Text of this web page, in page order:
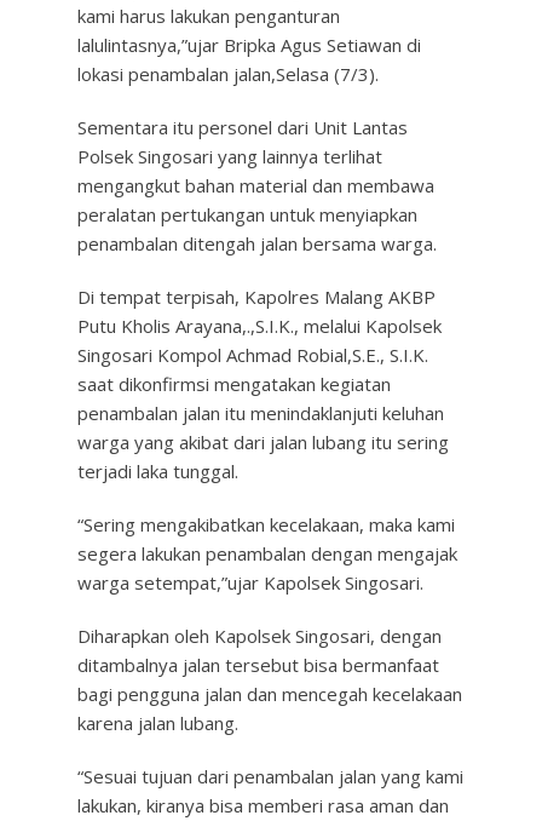
kami harus lakukan penganturan
lalulintasnya,”ujar Bripka Agus Setiawan di
lokasi penambalan jalan,Selasa (7/3).
Sementara itu personel dari Unit Lantas
Polsek Singosari yang lainnya terlihat
mengangkut bahan material dan membawa
peralatan pertukangan untuk menyiapkan
penambalan ditengah jalan bersama warga.
Di tempat terpisah, Kapolres Malang AKBP
Putu Kholis Arayana,.,S.I.K., melalui Kapolsek
Singosari Kompol Achmad Robial,S.E., S.I.K.
saat dikonfirmsi mengatakan kegiatan
penambalan jalan itu menindaklanjuti keluhan
warga yang akibat dari jalan lubang itu sering
terjadi laka tunggal.
“Sering mengakibatkan kecelakaan, maka kami
segera lakukan penambalan dengan mengajak
warga setempat,”ujar Kapolsek Singosari.
Diharapkan oleh Kapolsek Singosari, dengan
ditambalnya jalan tersebut bisa bermanfaat
bagi pengguna jalan dan mencegah kecelakaan
karena jalan lubang.
“Sesuai tujuan dari penambalan jalan yang kami
lakukan, kiranya bisa memberi rasa aman dan